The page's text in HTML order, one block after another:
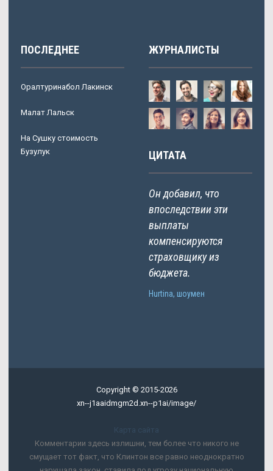
ПОСЛЕДНЕЕ
Оралтуринабол Лакинск
Малат Лальск
На Сушку стоимость
Бузулук
ЖУРНАЛИСТЫ
ЦИТАТА
Он добавил, что
впоследствии эти
выплаты
компенсируются
страховщику из
бюджета.
Hurtina, шоумен
Copyright © 2015-2026
xn--j1aaidmgm2d.xn--p1ai/image/
Карта сайта
Комментарии здесь излишни, тем более что никого не
смущает тот факт, что Клинтон все равно неоднократно